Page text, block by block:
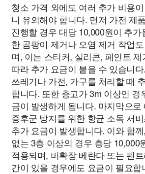
청소 가격 외에도 여러 추가 비용
니 유의해야 합니다. 먼저 가전 제
진행할 경우 대당 10,000원이 추가
한 곰팡이 제거나 오염 제거 작업
며, 이는 스티커, 실리콘, 페인트
따라 추가 요금이 붙을 수 있습니
쓰레기나 가전, 가구를 처리할 때
합니다. 또한 층고가 3m 이상인 경
금이 발생하게 됩니다. 마지막으로
증후군 방지를 위한 항균 소독 서
추가 요금이 발생합니다. 이와 함
없는 3층 이상의 경우 층당 10,000
적용되며, 비확장 베란다 또는 펜
간이 있을 경우에도 요금이 필요합